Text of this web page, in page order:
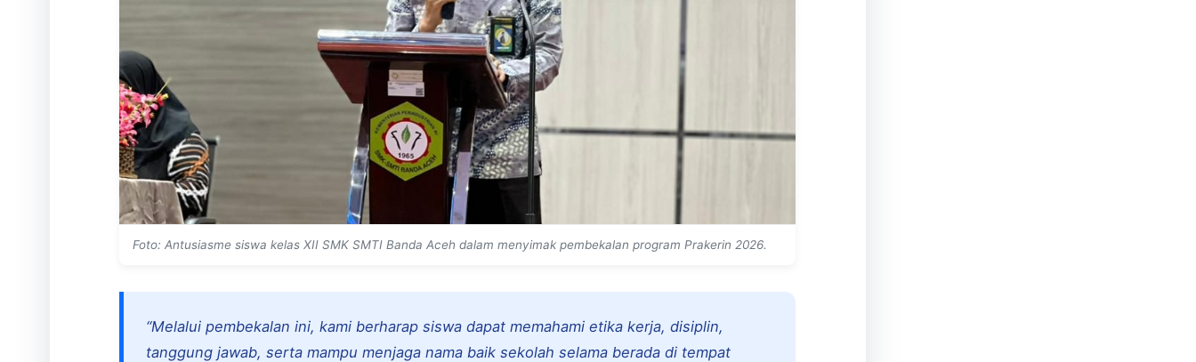
Foto: Antusiasme siswa kelas XII SMK SMTI Banda Aceh dalam menyimak pembekalan program Prakerin 2026.
“Melalui pembekalan ini, kami berharap siswa dapat memahami etika kerja, disiplin,
tanggung jawab, serta mampu menjaga nama baik sekolah selama berada di tempat